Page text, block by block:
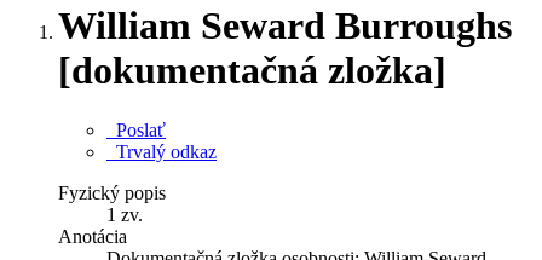
William Seward Burroughs
[dokumentačná zložka]
Poslať
Trvalý odkaz
Fyzický popis
1 zv.
Anotácia